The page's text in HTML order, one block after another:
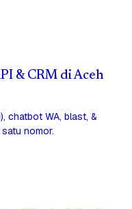
& CRM di Aceh
chatbot WA, blast, &
nomor.